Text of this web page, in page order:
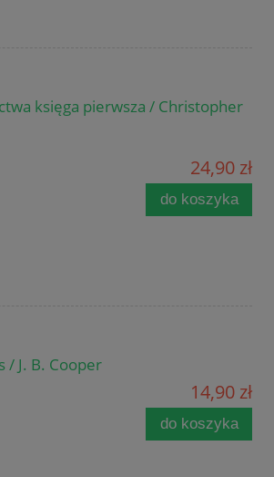
księga pierwsza / Christopher
24,90 zł
do koszyka
/ J. B. Cooper
14,90 zł
do koszyka